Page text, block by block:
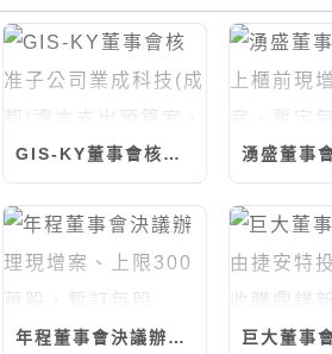
GIS-KY董事會核准子公司業成科技(成都)資本支出預算案，計8.23億元
年程董事會決議辦理現增案、上限300萬股，暫訂每股20~35元